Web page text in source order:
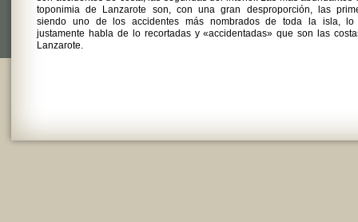
toponimia de Lanzarote son, con una gran desproporción, las
siendo uno de los accidentes más nombrados de toda la isla, lo
justamente habla de lo recortadas y «accidentadas» que son las
Lanzarote.